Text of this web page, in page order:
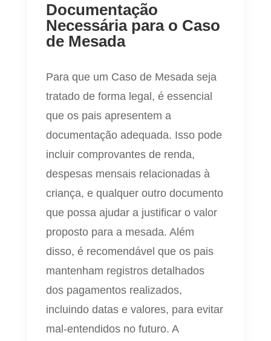
Documentação
Necessária para o Caso
de Mesada
Para que um Caso de Mesada seja
tratado de forma legal, é essencial
que os pais apresentem a
documentação adequada. Isso pode
incluir comprovantes de renda,
despesas mensais relacionadas à
criança, e qualquer outro documento
que possa ajudar a justificar o valor
proposto para a mesada. Além
disso, é recomendável que os pais
mantenham registros detalhados
dos pagamentos realizados,
incluindo datas e valores, para evitar
mal-entendidos no futuro. A